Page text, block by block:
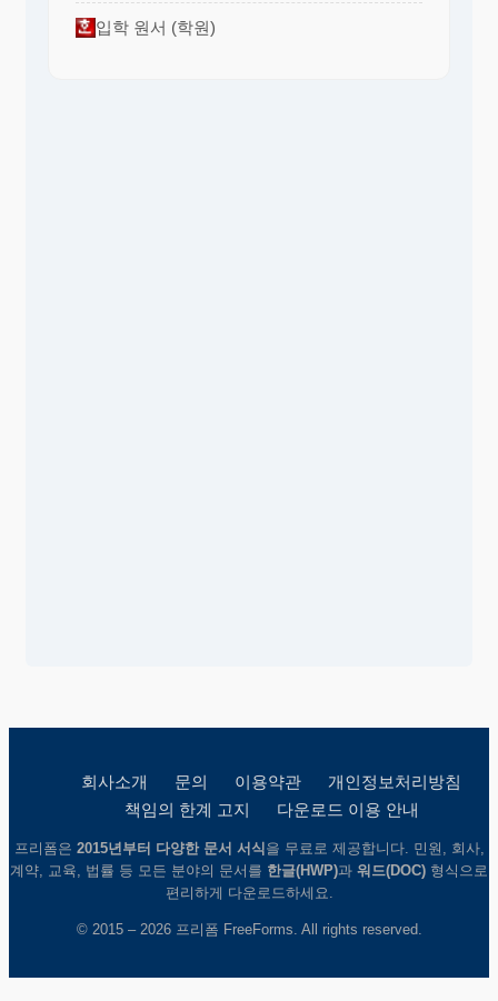
입학 원서 (학원)
회사소개 문의 이용약관
개인정보처리방침
책임의 한계 고지
다운로드 이용 안내
프리폼은 2015년부터 다양한 문서 서식 을 무료로 제공합니다. 민원, 회사,
계약, 교육, 법률 등 모든 분야의 문서를 한글(HWP)과 워드(DOC) 형식으로
편리하게 다운로드하세요.
© 2015 – 2026 프리폼 FreeForms. All rights reserved.